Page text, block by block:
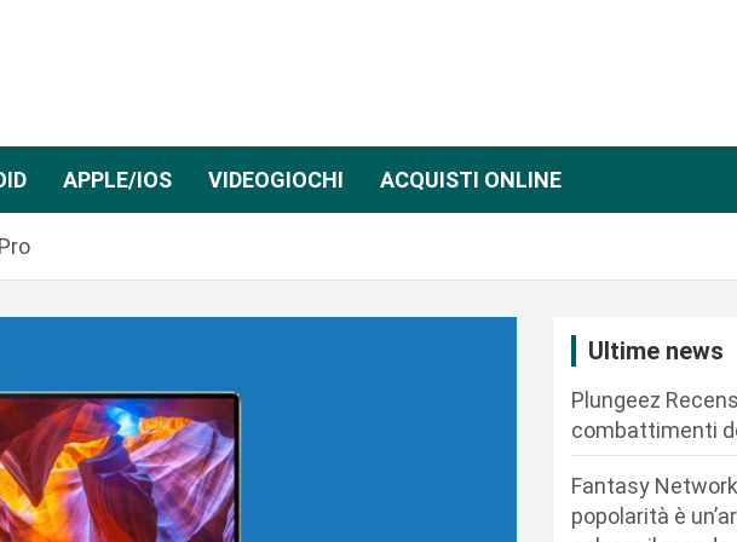
APPLE/IOS VIDEOGIOCHI ACQUISTI ONLINE
Ultime news
Plungeez
combattimenti
Fantasy
popolarità è